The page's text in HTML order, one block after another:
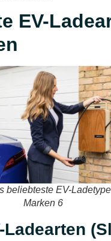
EV-
beliebteste EV-
Marken 6
Ladearten